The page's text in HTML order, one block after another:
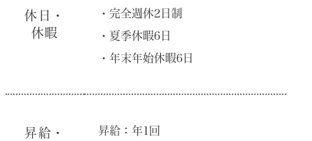
休⽇・
休暇
・完全週休2⽇制
・夏季休暇6⽇
・年末年始休暇6⽇
昇給・ 昇給：年1回